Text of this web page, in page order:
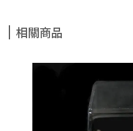
相關商品